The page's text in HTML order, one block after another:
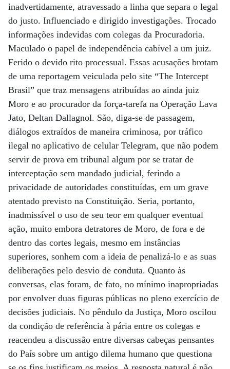
inadvertidamente, atravessado a linha que separa o legal
do justo. Influenciado e dirigido investigações. Trocado
informações indevidas com colegas da Procuradoria.
Maculado o papel de independência cabível a um juiz.
Ferido o devido rito processual. Essas acusações brotam
de uma reportagem veiculada pelo site “The Intercept
Brasil” que traz mensagens atribuídas ao ainda juiz
Moro e ao procurador da força-tarefa na Operação Lava
Jato, Deltan Dallagnol. São, diga-se de passagem,
diálogos extraídos de maneira criminosa, por tráfico
ilegal no aplicativo de celular Telegram, que não podem
servir de prova em tribunal algum por se tratar de
interceptação sem mandado judicial, ferindo a
privacidade de autoridades constituídas, em um grave
atentado previsto na Constituição. Seria, portanto,
inadmissível o uso de seu teor em qualquer eventual
ação, muito embora detratores de Moro, de fora e de
dentro das cortes legais, mesmo em instâncias
superiores, sonhem com a ideia de penalizá-lo e as suas
deliberações pelo desvio de conduta. Quanto às
conversas, elas foram, de fato, no mínimo inapropriadas
por envolver duas figuras públicas no pleno exercício de
decisões judiciais. No pêndulo da Justiça, Moro oscilou
da condição de referência à pária entre os colegas e
reacendeu a discussão entre diversas cabeças pensantes
do País sobre um antigo dilema humano que questiona